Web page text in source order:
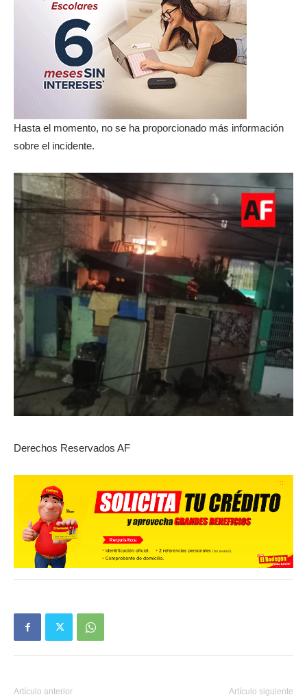
Hasta el momento, no se ha proporcionado más información
sobre el incidente.
Derechos Reservados AF
Artículo anterior Artículo siguiente